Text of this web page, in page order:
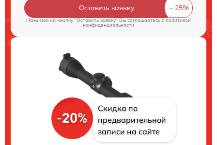
Оставить заявку
Нажимая на кнопку "Оставить заявку" Вы соглашаетесь cполитикой
конфиденциальности
-20%
Скидка по
предварительной
записи на сайте